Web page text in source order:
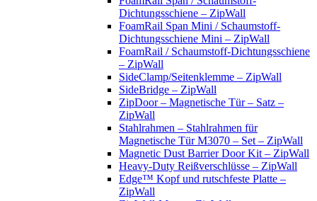
Dichtungsschiene – ZipWall
FoamRail Span Mini / Schaumstoff-
Dichtungsschiene Mini – ZipWall
FoamRail / Schaumstoff-Dichtungsschiene
– ZipWall
SideClamp/Seitenklemme – ZipWall
SideBridge – ZipWall
ZipDoor – Magnetische Tür – Satz –
ZipWall
Stahlrahmen – Stahlrahmen für
Magnetische Tür M3070 – Set – ZipWall
Magnetic Dust Barrier Door Kit – ZipWall
Heavy-Duty Reißverschlüsse – ZipWall
Edge™ Kopf und rutschfeste Platte –
ZipWall